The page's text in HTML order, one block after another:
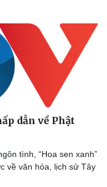
dẫn về Phật
tình, “Hoa sen xanh”
về văn hóa, lịch sử Tây